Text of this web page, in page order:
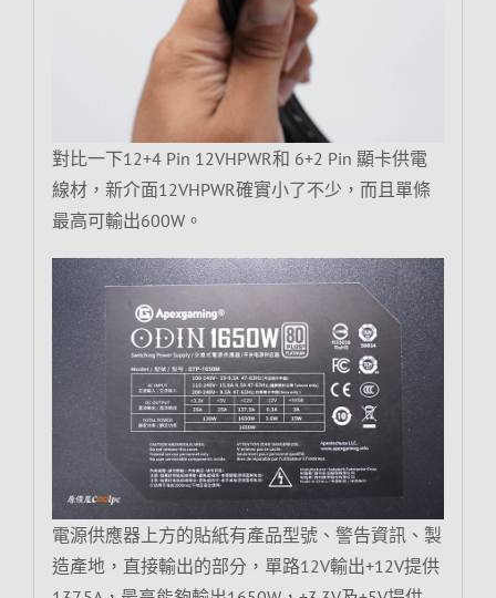
對比一下12+4 Pin 12VHPWR和 6+2 Pin 顯卡供電
線材，新介面12VHPWR確實小了不少，而且單條
最高可輸出600W。
電源供應器上方的貼紙有產品型號、警告資訊、製
造產地，直接輸出的部分，單路12V輸出+12V提供